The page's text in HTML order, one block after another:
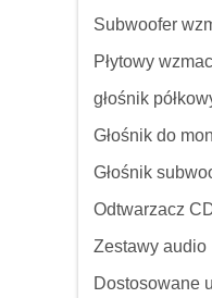
Subwoofer
Płytowy
głośnik
Głośnik do
Głośnik
Odtwarzacz
Zestawy audio
Dostosowane